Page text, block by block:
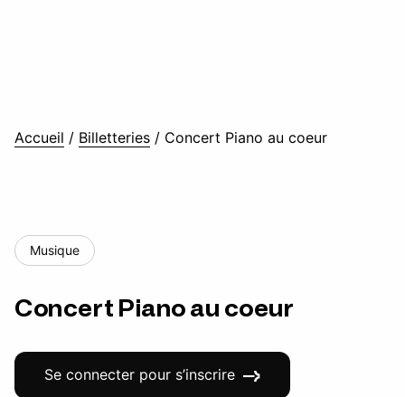
Accueil / Billetteries / Concert Piano au coeur
Musique
Concert Piano au coeur
Se connecter pour s’inscrire